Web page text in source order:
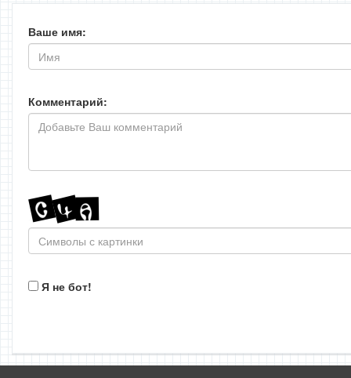
Ваше имя:
Комментарий:
Я не бот!